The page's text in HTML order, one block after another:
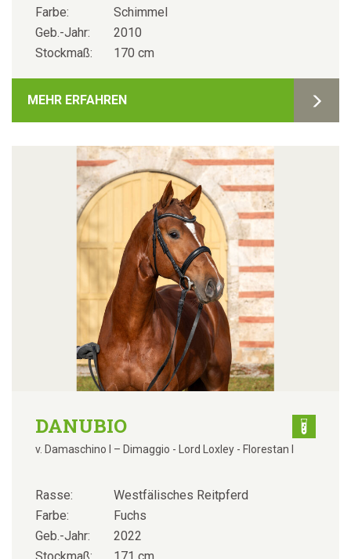
Farbe:
Schimmel
Geb.-Jahr:
2010
Stockmaß:
170 cm
MEHR ERFAHREN
DANUBIO
v. Damaschino I – Dimaggio - Lord Loxley - Florestan I
Rasse:
Westfälisches Reitpferd
Farbe:
Fuchs
Geb.-Jahr:
2022